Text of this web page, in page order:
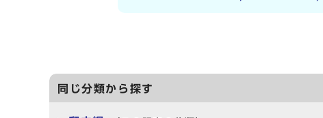
同じ分類から探す